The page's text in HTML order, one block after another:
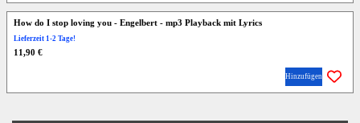
How do I stop loving you - Engelbert - mp3 Playback mit Lyrics
Lieferzeit 1-2 Tage!
11,90 €
Hinzufügen